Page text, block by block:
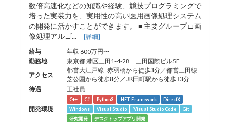
数倍高速化などの知識や経験、競技プログラミングで
培った実装力を、実用性の高い医用画像処理システム
の開発に活かすことができます。 ■ 主要グループ □ 画
像処理アルゴ... [詳細]
給与
年収 600万円〜
勤務地
東京都 港区三田1-4-28 三田国際ビル5F
アクセス
都営大江戸線 赤羽橋から徒歩3分／都営三田線
芝公園から徒歩8分／JR田町駅から徒歩13分
待遇 正社員
開発環境
C++ C# Python3 .NET Framework
DirectX
Windows
Visual Studio Visual Studio Code
Git
研究開発
デスクトップアプリ開発